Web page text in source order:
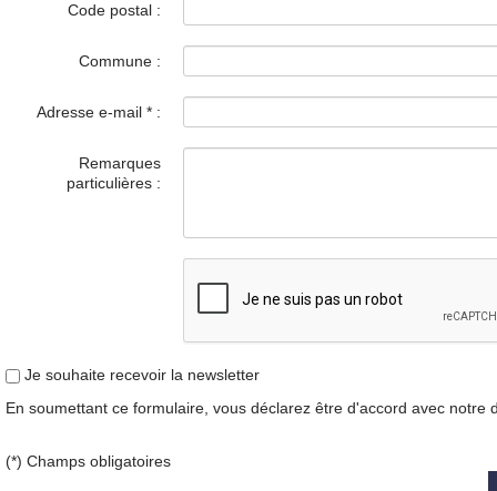
Code postal :
Commune :
Adresse e-mail * :
Remarques
particulières :
Je souhaite recevoir la newsletter
En soumettant ce formulaire, vous déclarez être d'accord avec notre
(*) Champs obligatoires